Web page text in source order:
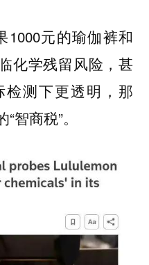
元的瑜伽裤和
化学残留风险，甚
测下更透明，那
智商税”。